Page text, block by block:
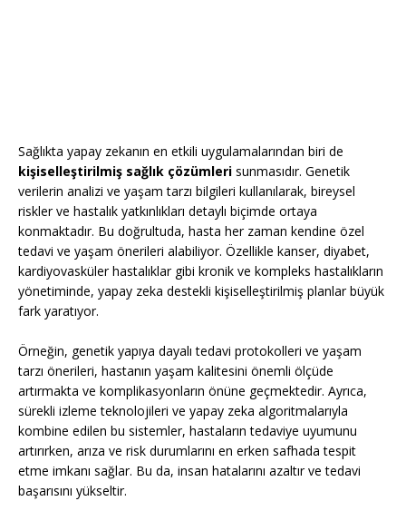
Sağlıkta yapay zekanın en etkili uygulamalarından biri de
kişiselleştirilmiş sağlık çözümleri sunmasıdır. Genetik
verilerin analizi ve yaşam tarzı bilgileri kullanılarak, bireysel
riskler ve hastalık yatkınlıkları detaylı biçimde ortaya
konmaktadır. Bu doğrultuda, hasta her zaman kendine özel
tedavi ve yaşam önerileri alabiliyor. Özellikle kanser, diyabet,
kardiyovasküler hastalıklar gibi kronik ve kompleks hastalıkların
yönetiminde, yapay zeka destekli kişiselleştirilmiş planlar büyük
fark yaratıyor.
Örneğin, genetik yapıya dayalı tedavi protokolleri ve yaşam
tarzı önerileri, hastanın yaşam kalitesini önemli ölçüde
artırmakta ve komplikasyonların önüne geçmektedir. Ayrıca,
sürekli izleme teknolojileri ve yapay zeka algoritmalarıyla
kombine edilen bu sistemler, hastaların tedaviye uyumunu
artırırken, arıza ve risk durumlarını en erken safhada tespit
etme imkanı sağlar. Bu da, insan hatalarını azaltır ve tedavi
başarısını yükseltir.